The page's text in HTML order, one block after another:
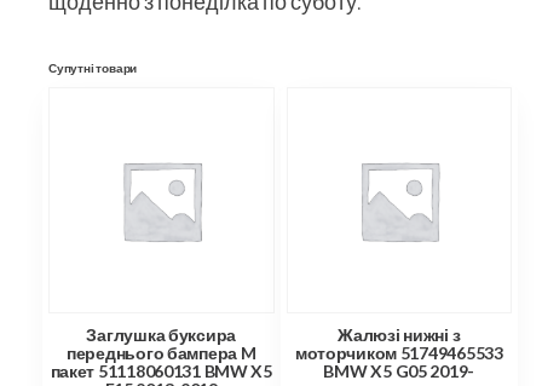
Супутні товари
Заглушка буксира
переднього бампера M
пакет 51118060131 BMW X5
Жалюзі нижні з
моторчиком 51749465533
BMW X5 G05 2019-